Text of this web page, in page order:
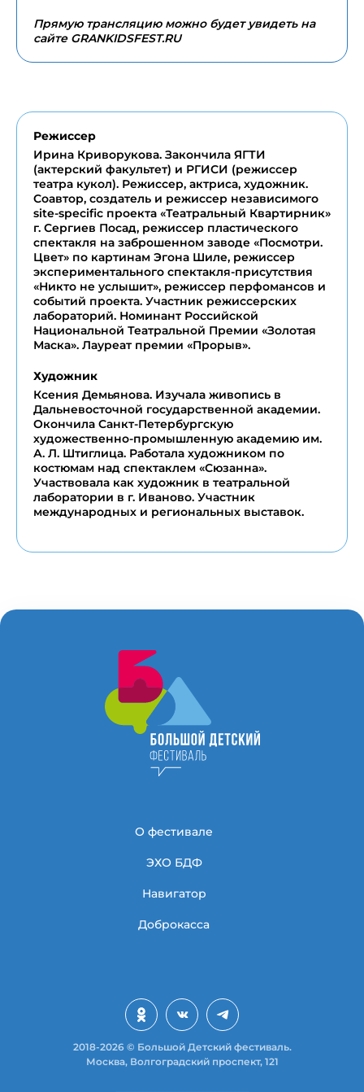
Прямую трансляцию можно будет увидеть на
сайте GRANKIDSFEST.RU
Режиссер
Ирина Криворукова. Закончила ЯГТИ
(актерский факультет) и РГИСИ (режиссер
театра кукол). Режиссер, актриса, художник.
Соавтор, создатель и режиссер независимого
site-specific проекта «Театральный Квартирник»
г. Сергиев Посад, режиссер пластического
спектакля на заброшенном заводе «Посмотри.
Цвет» по картинам Эгона Шиле, режиссер
экспериментального спектакля-присутствия
«Никто не услышит», режиссер перфомансов и
событий проекта. Участник режиссерских
лабораторий. Номинант Российской
Национальной Театральной Премии «Золотая
Маска». Лауреат премии «Прорыв».
Художник
Ксения Демьянова. Изучала живопись в
Дальневосточной государственной академии.
Окончила Санкт-Петербургскую
художественно-промышленную академию им.
А. Л. Штиглица. Работала художником по
костюмам над спектаклем «Сюзанна».
Участвовала как художник в театральной
лаборатории в г. Иваново. Участник
международных и региональных выставок.
О фестивале
ЭХО БДФ
Навигатор
Доброкасса
2018-2026 © Большой Детский фестиваль.
Москва, Волгоградский проспект, 121